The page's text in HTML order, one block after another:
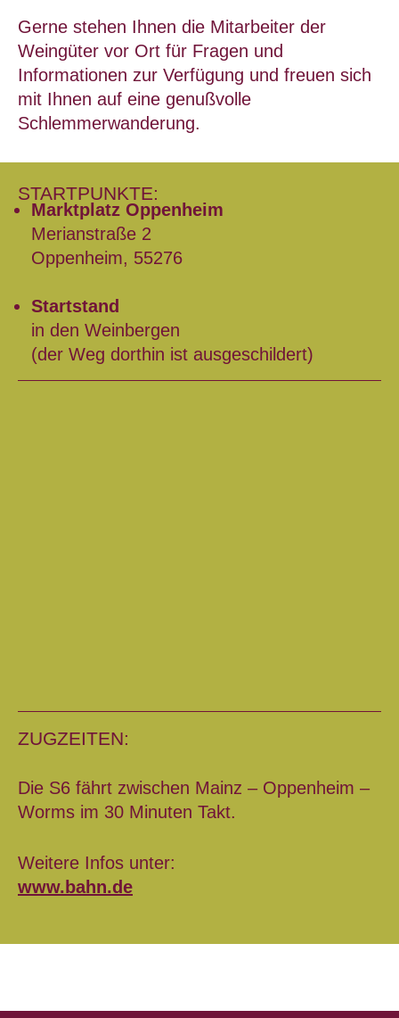
Gerne stehen Ihnen die Mitarbeiter der
Weingüter vor Ort für Fragen und
Informationen zur Verfügung und freuen sich
mit Ihnen auf eine genußvolle
Schlemmerwanderung.
STARTPUNKTE:
Marktplatz Oppenheim
Merianstraße 2
Oppenheim, 55276
Startstand
in den Weinbergen
(der Weg dorthin ist ausgeschildert)
ZUGZEITEN:
Die S6 fährt zwischen Mainz – Oppenheim –
Worms im 30 Minuten Takt.
Weitere Infos unter:
www.bahn.de